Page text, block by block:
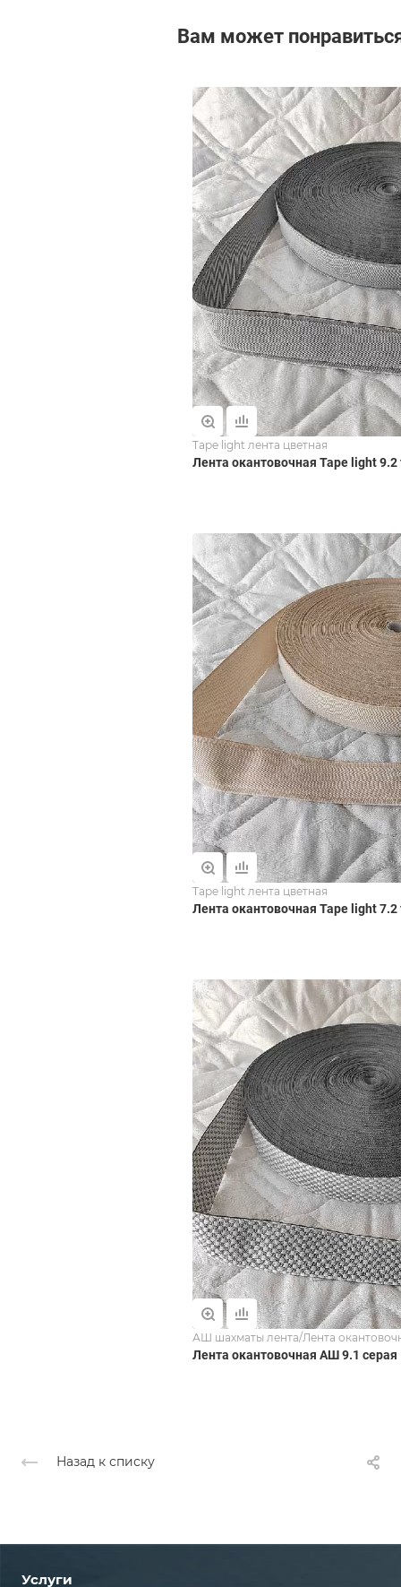
Вам может
Tape light лента цветная
Лента окантовочная Tape light
Tape light лента цветная
Лента окантовочная Tape light
АШ шахматы лента/Лента
Лента окантовочная АШ 9.1 серая
Назад к списку
Услуги